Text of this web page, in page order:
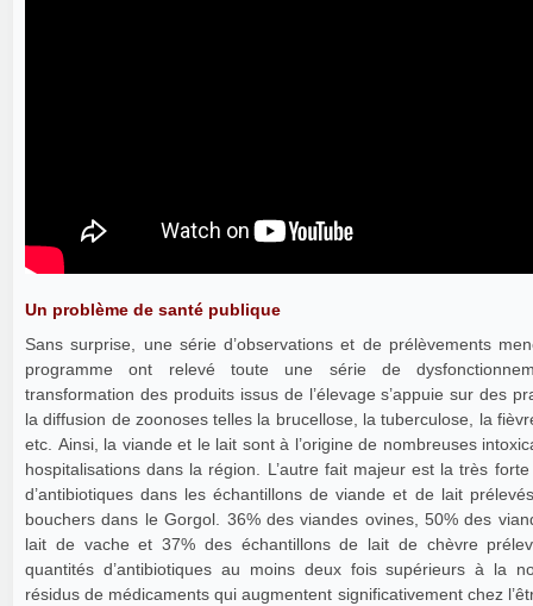
Un problème de santé publique
Sans surprise, une série d’observations et de prélèvements
programme ont relevé toute une série de
transformation des produits issus de l’élevage s’appuie sur des
la diffusion de zoonoses telles la brucellose, la tuberculose, la fièvre de la Vallée de Rift,
etc. Ainsi, la viande et le lait sont à l’origine de nombreuses
hospitalisations dans la région. L’autre fait majeur est la très
d’antibiotiques dans les échantillons de viande et de lait
bouchers dans le Gorgol. 36% des viandes ovines, 50% des
lait de vache et 37% des échantillons de lait de chèvre
quantités d’antibiotiques au moins deux fois supérieurs à la
résidus de médicaments qui augmentent significativement chez